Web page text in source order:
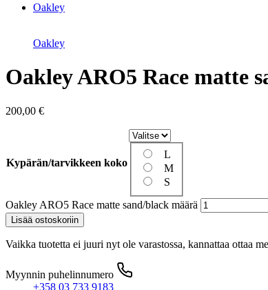
Oakley
Oakley
Oakley ARO5 Race matte
200,00 €
Kypärän/tarvikkeen koko
L
M
S
Oakley ARO5 Race matte sand/black määrä
Lisää ostoskoriin
Vaikka tuotetta ei juuri nyt ole varastossa, kannattaa ottaa
Myynnin puhelinnumero
+358 03 733 9183